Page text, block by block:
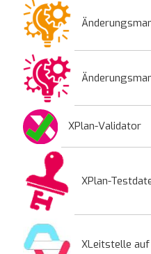
XPlan-Validator
XPlan-
XLeitstelle auf